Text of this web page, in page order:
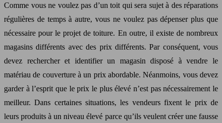
Comme vous ne voulez pas d’un toit qui sera sujet à des réparations
régulières de temps à autre, vous ne voulez pas dépenser plus que
nécessaire pour le projet de toiture. En outre, il existe de nombreux
magasins différents avec des prix différents. Par conséquent, vous
devez rechercher et identifier un magasin disposé à vendre le
matériau de couverture à un prix abordable. Néanmoins, vous devez
garder à l’esprit que le prix le plus élevé n’est pas nécessairement le
meilleur. Dans certaines situations, les vendeurs fixent le prix de
leurs produits à un niveau élevé parce qu’ils veulent créer une fausse